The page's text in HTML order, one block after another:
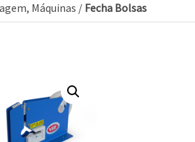
, Máquinas / Fecha Bolsas